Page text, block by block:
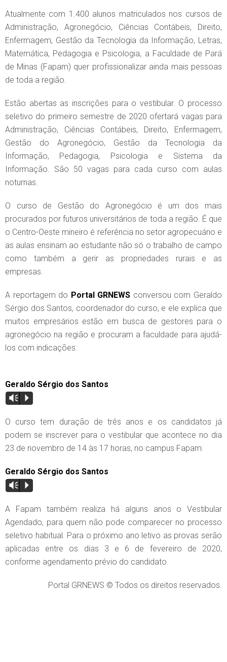
Atualmente com 1.400 alunos matriculados nos cursos de
Administração, Agronegócio, Ciências Contábeis, Direito,
Enfermagem, Gestão da Tecnologia da Informação, Letras,
Matemática, Pedagogia e Psicologia, a Faculdade de Pará
de Minas (Fapam) quer profissionalizar ainda mais pessoas
de toda a região.
Estão abertas as inscrições para o vestibular. O processo
seletivo do primeiro semestre de 2020 ofertará vagas para
Administração, Ciências Contábeis, Direito, Enfermagem,
Gestão do Agronegócio, Gestão da Tecnologia da
Informação, Pedagogia, Psicologia e Sistema da
Informação. São 50 vagas para cada curso com aulas
noturnas.
O curso de Gestão do Agronegócio é um dos mais
procurados por futuros universitários de toda a região. É que
o Centro-Oeste mineiro é referência no setor agropecuário e
as aulas ensinam ao estudante não só o trabalho de campo
como também a gerir as propriedades rurais e as
empresas.
A reportagem do Portal GRNEWS conversou com Geraldo
Sérgio dos Santos, coordenador do curso, e ele explica que
muitos empresários estão em busca de gestores para o
agronegócio na região e procuram a faculdade para ajudá-
los com indicações:
Geraldo Sérgio dos Santos
Vm P
O curso tem duração de três anos e os candidatos já
podem se inscrever para o vestibular que acontece no dia
23 de novembro de 14 às 17 horas, no campus Fapam:
Geraldo Sérgio dos Santos
Vm P
A Fapam também realiza há alguns anos o Vestibular
Agendado, para quem não pode comparecer no processo
seletivo habitual. Para o próximo ano letivo as provas serão
aplicadas entre os dias 3 e 6 de fevereiro de 2020,
conforme agendamento prévio do candidato.
Portal GRNEWS © Todos os direitos reservados.